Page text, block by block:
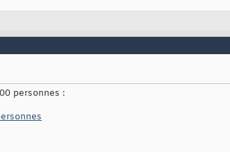
personnes :